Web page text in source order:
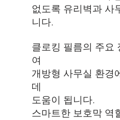
없도록 유리벽과 사
니다.
클로킹 필름의 주요
여
개방형 사무실 환경
데
도움이 됩니다.
스마트한 보호막 역